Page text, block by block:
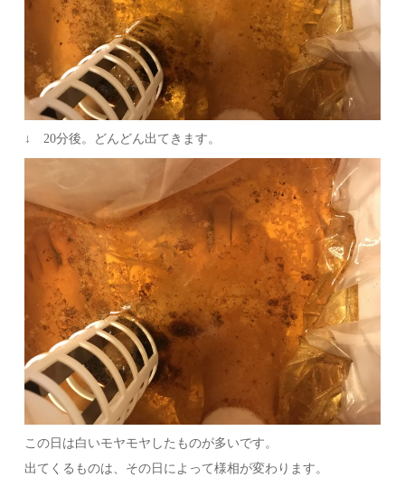
↓ 20分後。どんどん出てきます。
この日は白いモヤモヤしたものが多いです。
出てくるものは、その日によって様相が変わります。